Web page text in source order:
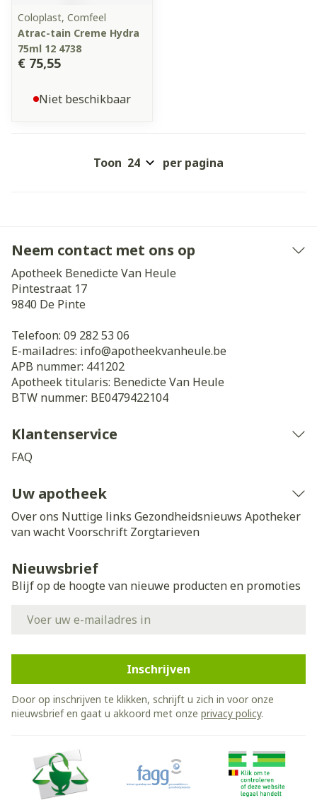
Coloplast, Comfeel
Atrac-tain Creme Hydra
75ml 12 4738
€ 75,55
Niet beschikbaar
Toon per pagina
Neem contact met ons op
Apotheek Benedicte Van Heule
Pintestraat 17
9840 De Pinte
Telefoon: 09 282 53 06
E-mailadres: info@apotheekvanheule.be
APB nummer: 441202
Apotheek titularis: Benedicte Van Heule
BTW nummer: BE0479422104
Klantenservice
FAQ
Uw apotheek
Over ons Nuttige links Gezondheidsnieuws Apotheker
van wachtVoorschrift Zorgtarieven
Nieuwsbrief
Blijf op de hoogte van nieuwe producten en promoties
Inschrijven
Door op inschrijven te klikken, schrijft u zich in voor onze
nieuwsbrief en gaat u akkoord met onze privacy policy.